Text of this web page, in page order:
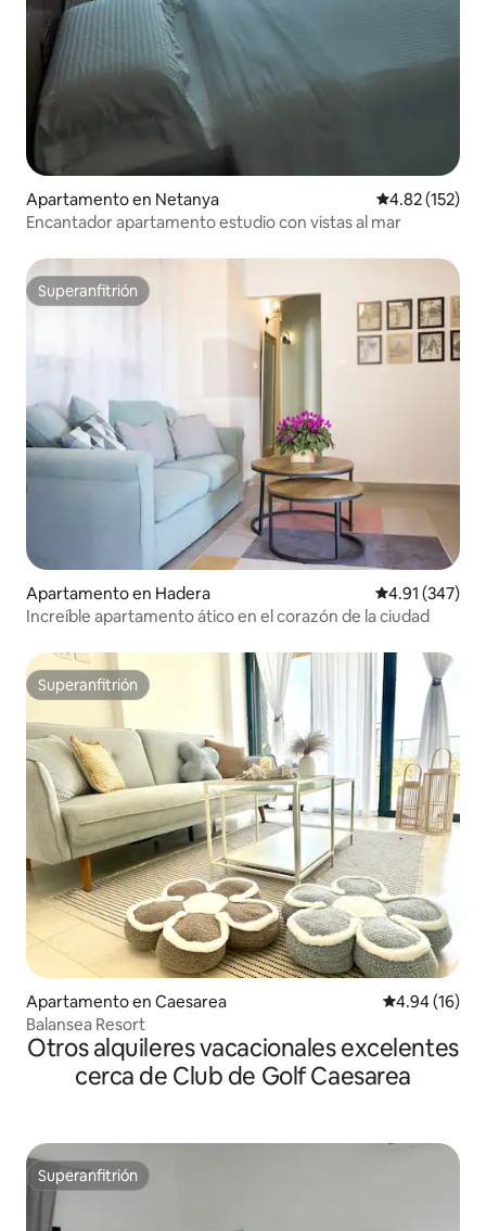
Apartamento en Netanya Calificación
4.82 (152)
Encantador apartamento estudio con vistas al mar
Superanfitrión
Superanfitrión
Apartamento en Hadera Calificación
4.91 (347)
Increíble apartamento ático en el corazón de la ciudad
Superanfitrión
Superanfitrión
Apartamento en Caesarea Calificación
4.94 (16)
Balansea Resort
Otros alquileres vacacionales excelentes
cerca de Club de Golf Caesarea
Superanfitrión
Superanfitrión